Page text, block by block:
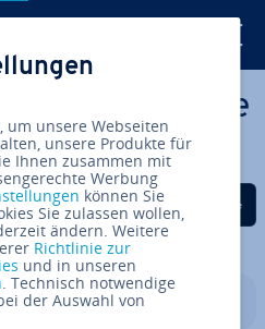
verwenden Sie
Facebook teilen
Auf Twitter teilen
Auf LinkedIn
um unsere Webseiten
unsere Produkte für
Ihnen zusammen mit
Werbung
können Sie
Sie zulassen wollen,
ändern. Weitere
Richtlinie zur
und in unseren
. Technisch notwendige
der Auswahl von